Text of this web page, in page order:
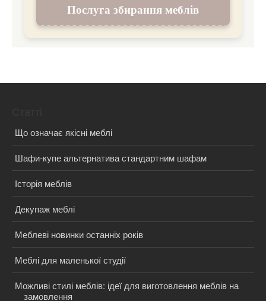
Послуга збирання меблів
Що означає якісні меблі
Шафи-купе альтернатива стандартним шафам
Історія меблів
Декупаж меблі
Меблеві новинки останніх років
Меблі для маленької студії
Можливі стилі меблів: ідеї для виготовлення меблів на
замовлення